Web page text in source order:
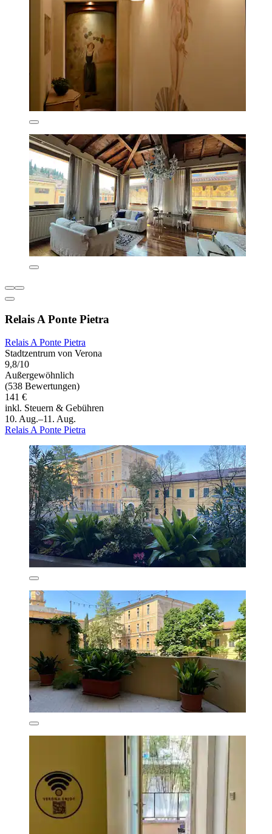
Relais A Ponte Pietra
Relais A Ponte Pietra
Stadtzentrum von Verona
9,8/10
Außergewöhnlich
(538 Bewertungen)
141 €
inkl. Steuern & Gebühren
10. Aug.–11. Aug.
Relais A Ponte Pietra